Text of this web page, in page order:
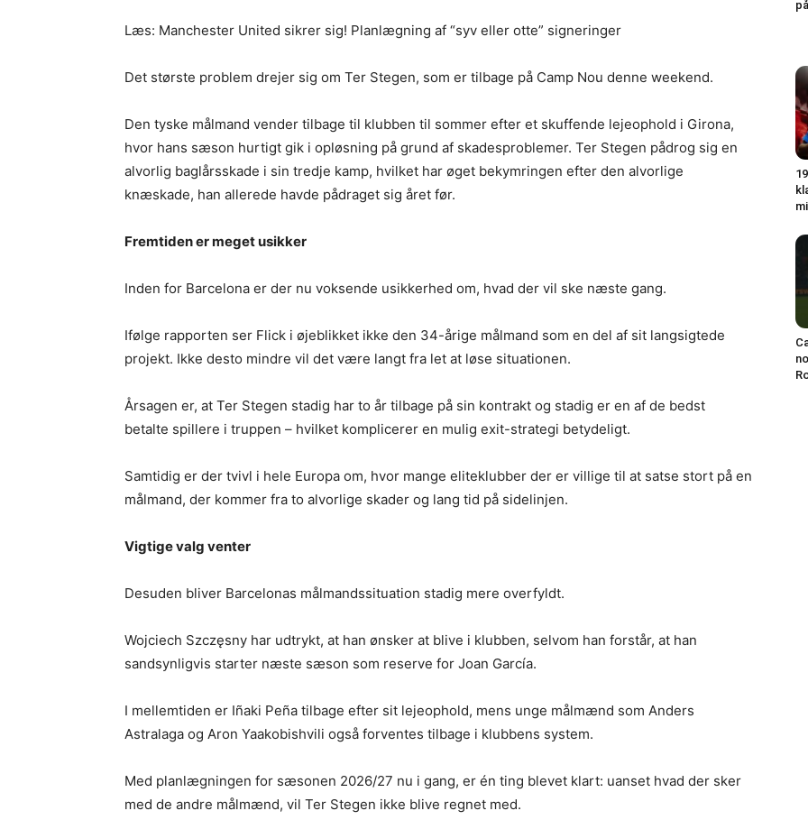
Læs: Manchester United sikrer sig! Planlægning af “syv eller otte” signeringer
Det største problem drejer sig om Ter Stegen, som er tilbage på Camp Nou denne weekend.
Den tyske målmand vender tilbage til klubben til sommer efter et skuffende lejeophold i Girona,
hvor hans sæson hurtigt gik i opløsning på grund af skadesproblemer. Ter Stegen pådrog sig en
alvorlig baglårsskade i sin tredje kamp, hvilket har øget bekymringen efter den alvorlige
knæskade, han allerede havde pådraget sig året før.
Fremtiden er meget usikker
Inden for Barcelona er der nu voksende usikkerhed om, hvad der vil ske næste gang.
Ifølge rapporten ser Flick i øjeblikket ikke den 34-årige målmand som en del af sit langsigtede
projekt. Ikke desto mindre vil det være langt fra let at løse situationen.
Årsagen er, at Ter Stegen stadig har to år tilbage på sin kontrakt og stadig er en af de bedst
betalte spillere i truppen – hvilket komplicerer en mulig exit-strategi betydeligt.
Samtidig er der tvivl i hele Europa om, hvor mange eliteklubber der er villige til at satse stort på en
målmand, der kommer fra to alvorlige skader og lang tid på sidelinjen.
Vigtige valg venter
Desuden bliver Barcelonas målmandssituation stadig mere overfyldt.
Wojciech Szczęsny har udtrykt, at han ønsker at blive i klubben, selvom han forstår, at han
sandsynligvis starter næste sæson som reserve for Joan García.
I mellemtiden er Iñaki Peña tilbage efter sit lejeophold, mens unge målmænd som Anders
Astralaga og Aron Yaakobishvili også forventes tilbage i klubbens system.
Med planlægningen for sæsonen 2026/27 nu i gang, er én ting blevet klart: uanset hvad der sker
med de andre målmænd, vil Ter Stegen ikke blive regnet med.